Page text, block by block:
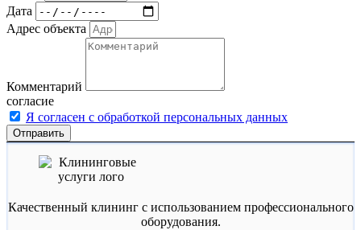
Дата
Адрес объекта
Комментарий
согласие
Я согласен с обработкой персональных данных
Отправить
Качественный клининг с использованием профессионального
оборудования.